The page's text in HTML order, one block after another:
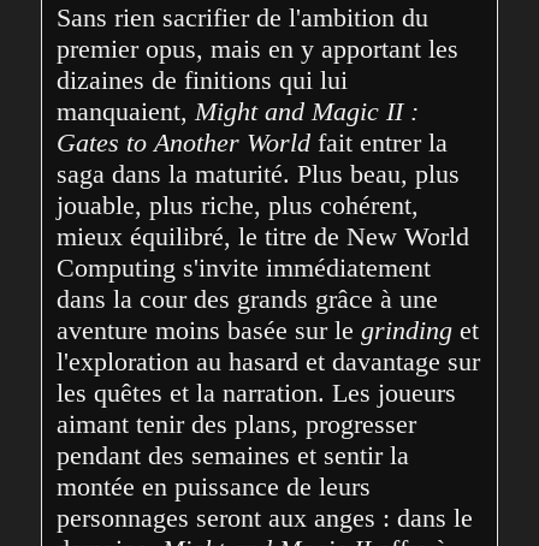
Sans rien sacrifier de l'ambition du
premier opus, mais en y apportant les
dizaines de finitions qui lui
manquaient, Might and Magic II :
Gates to Another World fait entrer la
saga dans la maturité. Plus beau, plus
jouable, plus riche, plus cohérent,
mieux équilibré, le titre de New World
Computing s'invite immédiatement
dans la cour des grands grâce à une
aventure moins basée sur le grinding et
l'exploration au hasard et davantage sur
les quêtes et la narration. Les joueurs
aimant tenir des plans, progresser
pendant des semaines et sentir la
montée en puissance de leurs
personnages seront aux anges : dans le